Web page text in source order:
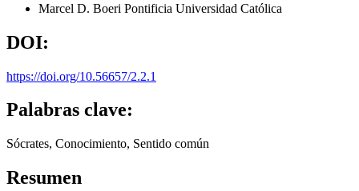
Marcel D. Boeri Pontificia Universidad Católica
DOI:
https://doi.org/10.56657/2.2.1
Palabras clave:
Sócrates, Conocimiento, Sentido común
Resumen